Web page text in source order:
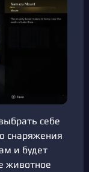
себе
снаряжения
и будет
животное